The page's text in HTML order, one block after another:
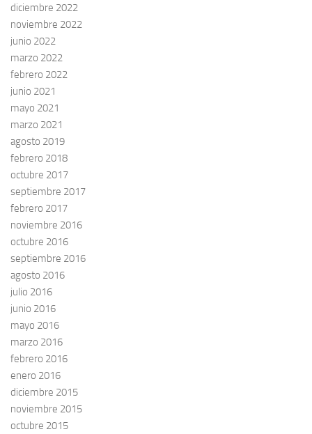
diciembre 2022
noviembre 2022
junio 2022
marzo 2022
febrero 2022
junio 2021
mayo 2021
marzo 2021
agosto 2019
febrero 2018
octubre 2017
septiembre 2017
febrero 2017
noviembre 2016
octubre 2016
septiembre 2016
agosto 2016
julio 2016
junio 2016
mayo 2016
marzo 2016
febrero 2016
enero 2016
diciembre 2015
noviembre 2015
octubre 2015